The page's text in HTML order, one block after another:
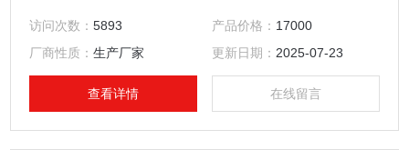
机，因此主机功率小，无间隙传动，能做低周疲劳等试验。试
验机由主机、PC机控制系统、用户软件包、功能附件等部件组
成。
访问次数：5893 产品价格： 17000
厂商性质：生产厂家 更新日期： 2025-07-23
查看详情 在线留言